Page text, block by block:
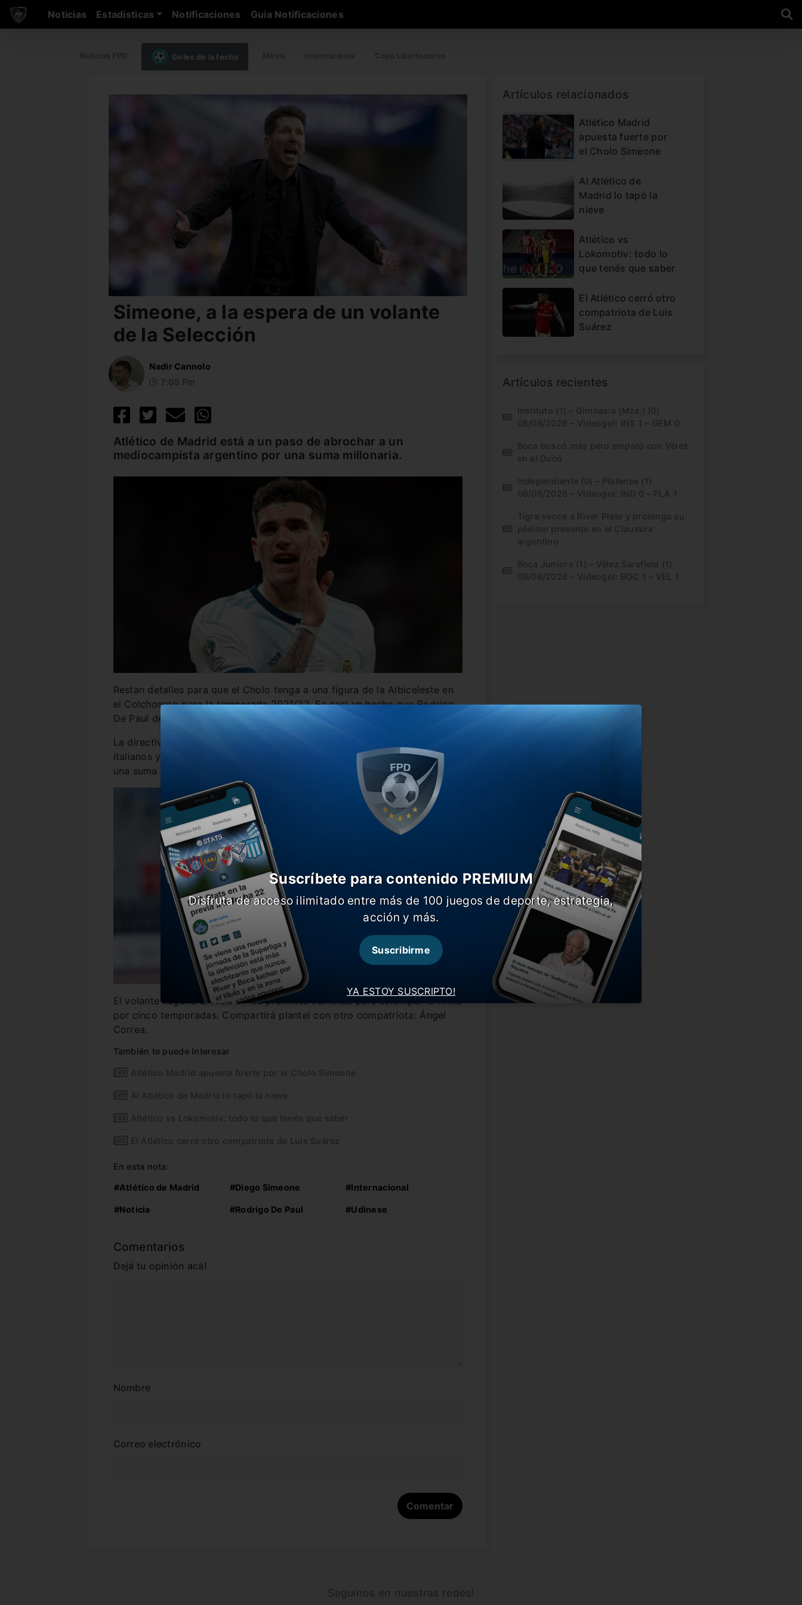
Noticias Estadísticas Notificaciones Guia Notificaciones
Goles de la fecha
Simeone, a la espera de un volante
de la Selección
Nadir Cannolo
Atlético de Madrid está a un paso de abrochar a un
mediocampista argentino por una suma millonaria.
Restan detalles para que el Cholo tenga a una figura de la Albiceleste en
el Colchonero para la temporada 2021/22. Es casi un hecho que Rodrigo
De Paul dejará Udinese para mudarse a España.
La directiva del Atlético de Madrid mejoró la propuesta que le hicieron los
italianos y, de no mediar inconvenientes, el club fichará al ex Racing por
una suma cercana a los 35 millones de euros.
El volante llegaría al Aleti en las próximas semanas para estampar la firma
por cinco temporadas. Compartirá plantel con otro compatriota: Ángel
Correa.
También te puede interesar
Atlético Madrid apuesta fuerte por el Cholo Simeone
Al Atlético de Madrid lo tapó la nieve
Atlético vs Lokomotiv: todo lo que tenés que saber
El Atlético cerró otro compatriota de Luis Suárez
En esta nota:
#Atlético de Madrid #Diego Simeone #Internacional
#Noticia #Rodrigo De Paul #Udinese
Comentarios
Dejá tu opinión acá!
Nombre
Correo electrónico
Artículos relacionados
Atlético Madrid
apuesta fuerte por
el Cholo Simeone
Al Atlético de
Madrid lo tapó la
nieve
Atlético vs
Lokomotiv: todo lo
que tenés que saber
El Atlético cerró otro
compatriota de Luis
Suárez
Artículos recientes
Instituto (1) – Gimnasia (Mza.) (0)
08/08/2026 – Videogol: INS 1 – GEM 0
Boca buscó más pero empató con Vélez
en el Ducó
Independiente (0) – Platense (1)
08/08/2026 – Videogol: IND 0 – PLA 1
Tigre vence a River Plate y prolonga su
pésimo presente en el Clausura
argentino
Boca Juniors (1) – Vélez Sarsfield (1)
08/08/2026 – Videogol: BOC 1 – VEL 1
YA ESTOY SUSCRIPTO!
Suscríbete para contenido PREMIUM
Disfruta de acceso ilimitado entre más de 100 juegos de deporte, estrategia,
acción y más.
Suscribirme